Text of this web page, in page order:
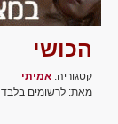
הכושי
קטגוריה: אמיתי
מאת: לרשומים בלבד